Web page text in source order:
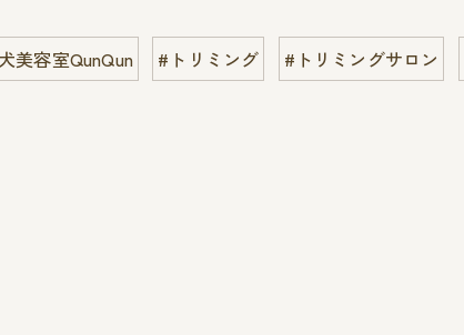
美容室QunQun #トリミング #トリミングサロン